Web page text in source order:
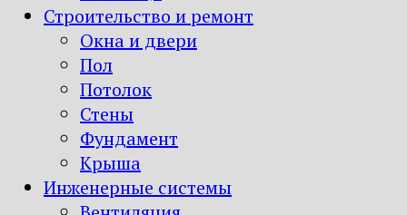
Строительство и ремонт
Окна и двери
Пол
Потолок
Стены
Фундамент
Крыша
Инженерные системы